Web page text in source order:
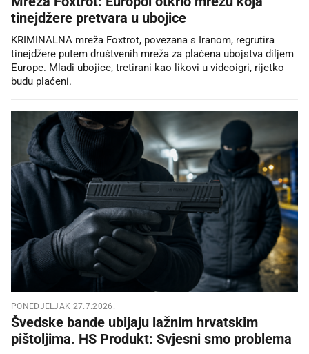
tinejdžere pretvara u ubojice
KRIMINALNA mreža Foxtrot, povezana s Iranom, regrutira
tinejdžere putem društvenih mreža za plaćena ubojstva diljem
Europe. Mladi ubojice, tretirani kao likovi u videoigri, rijetko
budu plaćeni.
PONEDJELJAK 27.7.2026.
Švedske bande ubijaju lažnim hrvatskim
pištoljima. HS Produkt: Svjesni smo problema